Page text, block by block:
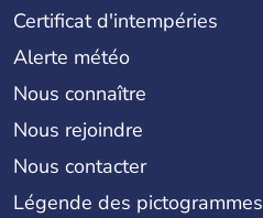
Certificat d'intempéries
Alerte météo
Nous connaître
Nous rejoindre
Nous contacter
Légende des pictogrammes